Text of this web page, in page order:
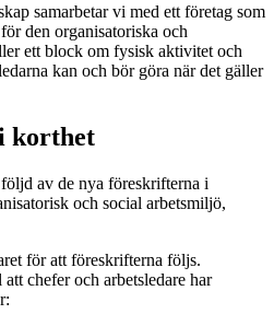
samarbetar vi med ett företag som
den organisatoriska och
ett block om fysisk aktivitet och
kan och bör göra när det gäller
korthet
av de nya föreskrifterna i
och social arbetsmiljö,
för att föreskrifterna följs.
chefer och arbetsledare har